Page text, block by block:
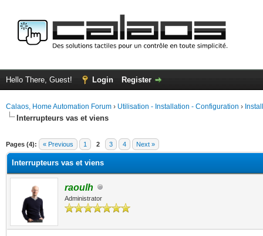
Hello There, Guest! Login Register
Calaos, Home Automation Forum › Utilisation - Installation - Configuration ›
Interrupteurs vas et viens
Pages (4): « Previous 1 2 3 4 Next »
Interrupteurs vas et viens
raoulh
Administrator